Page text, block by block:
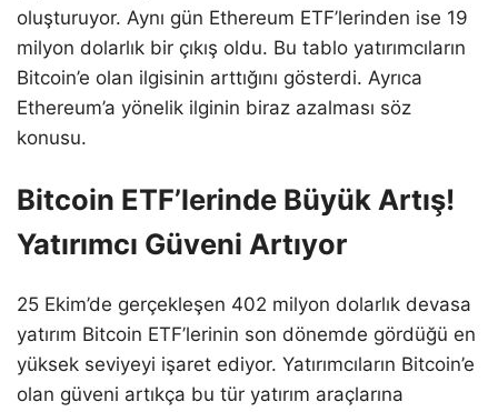
oluşturuyor. Aynı gün Ethereum ETF’lerinden ise 19
milyon dolarlık bir çıkış oldu. Bu tablo yatırımcıların
Bitcoin’e olan ilgisinin arttığını gösterdi. Ayrıca
Ethereum’a yönelik ilginin biraz azalması söz
konusu.
Bitcoin ETF’lerinde Büyük Artış!
Yatırımcı Güveni Artıyor
25 Ekim’de gerçekleşen 402 milyon dolarlık devasa
yatırım Bitcoin ETF’lerinin son dönemde gördüğü en
yüksek seviyeyi işaret ediyor. Yatırımcıların Bitcoin’e
olan güveni artıkça bu tür yatırım araçlarına